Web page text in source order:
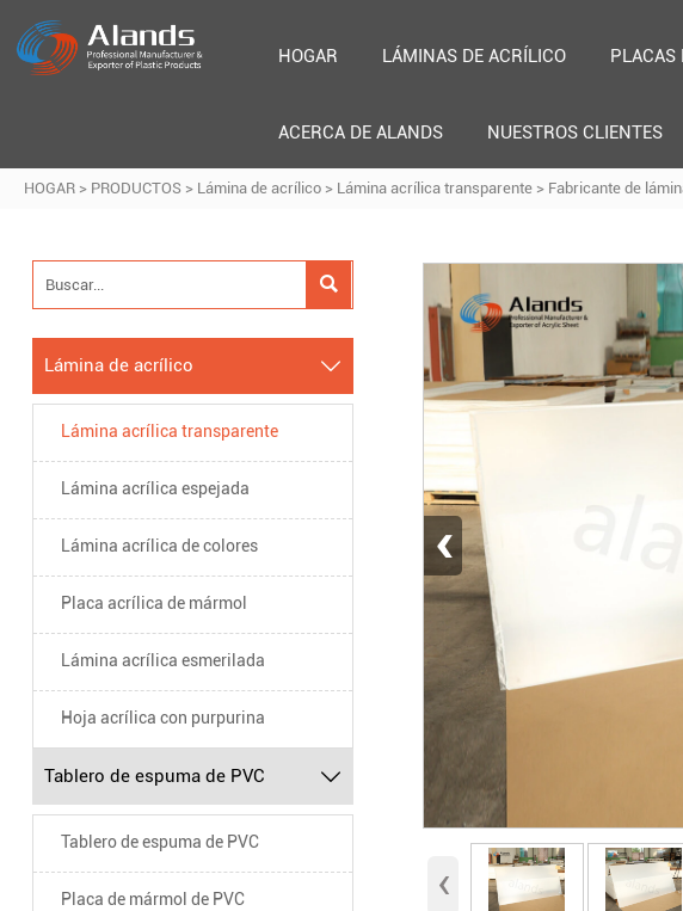
HOGAR LÁMINAS DE ACRÍLICO PLACAS
ACERCA DE ALANDS NUESTROS CLIENTES
HOGAR > PRODUCTOS > Lámina de acrílico > Lámina acrílica transparente > Fabricante de

Lámina de acrílico 
Lámina acrílica transparente
Lámina acrílica espejada
Lámina acrílica de colores
Placa acrílica de mármol
Lámina acrílica esmerilada
Hoja acrílica con purpurina
Tablero de espuma de PVC 
Tablero de espuma de PVC
Placa de mármol de PVC
‹
‹